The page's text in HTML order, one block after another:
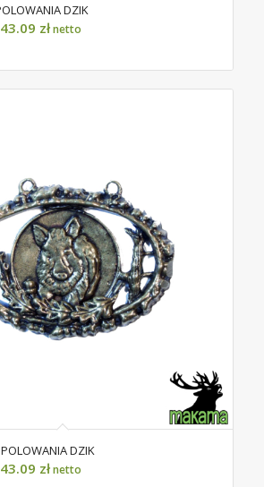
DZIK
43.09 złnetto
DZIK
43.09 złnetto